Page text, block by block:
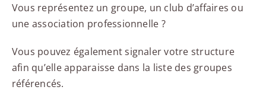
Vous représentez un groupe, un club d’affaires ou
une association professionnelle ?
Vous pouvez également signaler votre structure
afin qu’elle apparaisse dans la liste des groupes
référencés.